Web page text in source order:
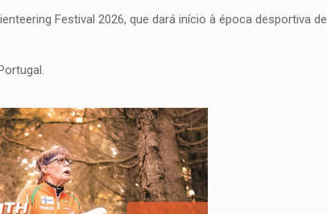
Festival 2026, que dará início à época desportiva de